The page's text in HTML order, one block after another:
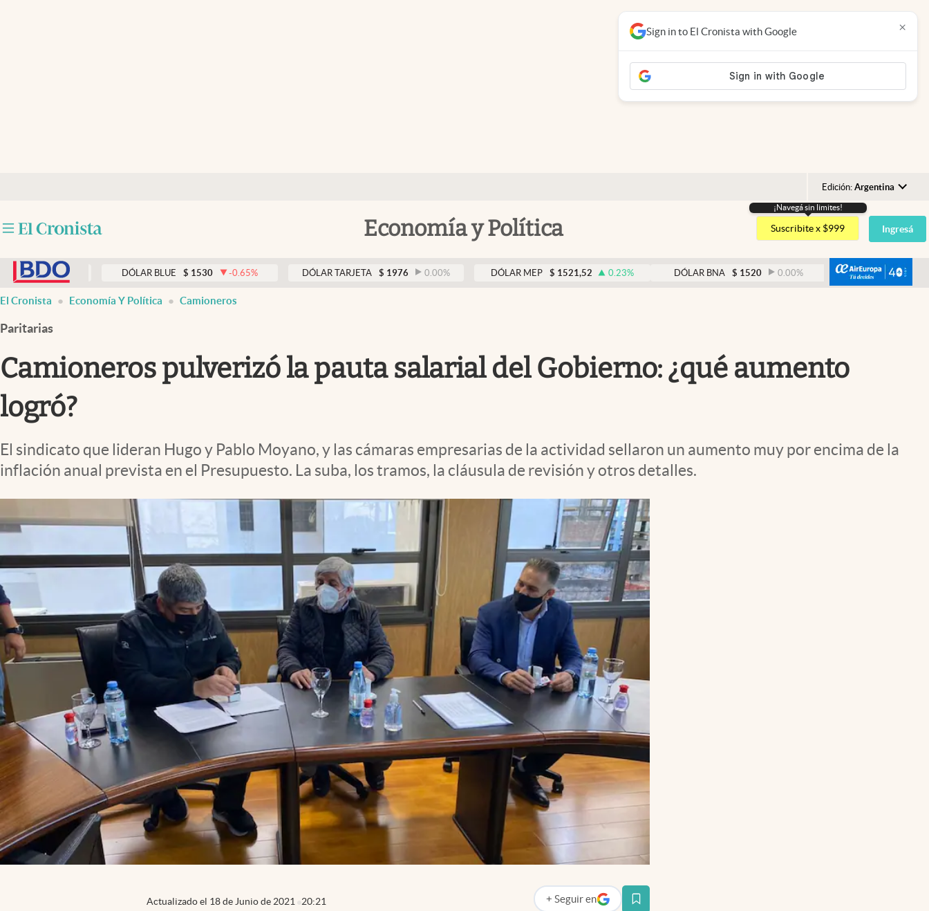
Edición: Argentina
Argentina
España
México
USA
Economía y Política
Otras secciones
Clima
Mundial 2026
Eventos Corporativos
El Cronista Studio
Mediakit
abre en nueva pestaña
¡Navegá sin limites!
Suscribite x $999 Ingresá
% DÓLAR BLUE $ 1530 -0.65% DÓLAR TARJETA $ 1976 0.00% DÓLAR MEP $ 1521,52 0.23% DÓLAR BNA $ 1520 0.00% DÓLAR BLUE $ 1530
Sign in to El Cronista with Google ×
El Cronista Economía Y Política Camioneros
Paritarias
Camioneros pulverizó la pauta salarial del Gobierno: ¿qué aumento
logró?
El sindicato que lideran Hugo y Pablo Moyano, y las cámaras empresarias de la actividad sellaron un aumento muy por encima de la
inflación anual prevista en el Presupuesto. La suba, los tramos, la cláusula de revisión y otros detalles.
Actualizado el 18 de Junio de 2021 20:21 + Seguir en
abre en nueva pestaña